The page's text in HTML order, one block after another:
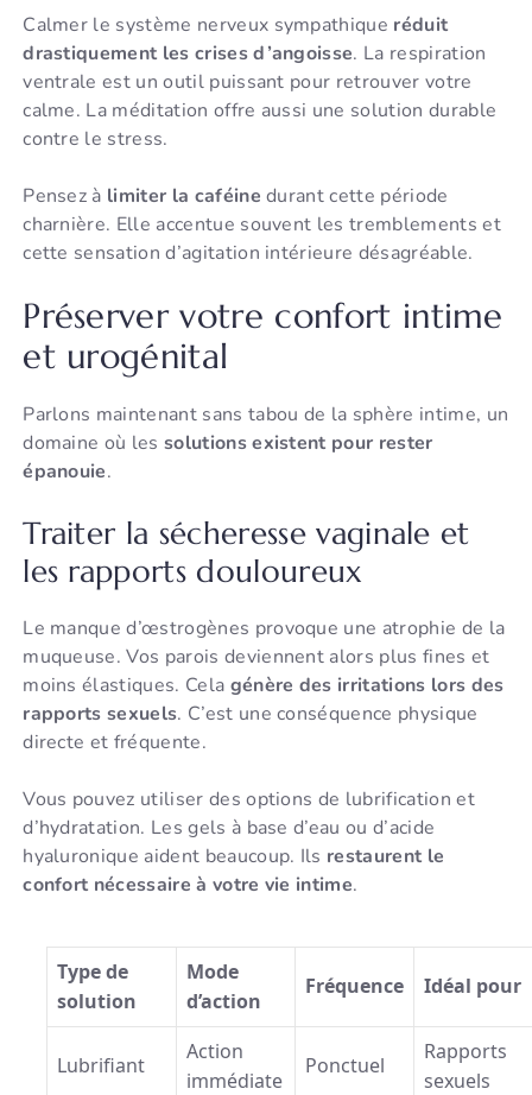
Calmer le système nerveux sympathique réduit
drastiquement les crises d’angoisse. La respiration
ventrale est un outil puissant pour retrouver votre
calme. La méditation offre aussi une solution durable
contre le stress.
Pensez à limiter la caféine durant cette période
charnière. Elle accentue souvent les tremblements et
cette sensation d’agitation intérieure désagréable.
Préserver votre confort intime
et urogénital
Parlons maintenant sans tabou de la sphère intime, un
domaine où les solutions existent pour rester
épanouie.
Traiter la sécheresse vaginale et
les rapports douloureux
Le manque d’œstrogènes provoque une atrophie de la
muqueuse. Vos parois deviennent alors plus fines et
moins élastiques. Cela génère des irritations lors des
rapports sexuels. C’est une conséquence physique
directe et fréquente.
Vous pouvez utiliser des options de lubrification et
d’hydratation. Les gels à base d’eau ou d’acide
hyaluronique aident beaucoup. Ils restaurent le
confort nécessaire à votre vie intime.
Type de
solution
Mode
d’action
Fréquence Idéal pour
Lubrifiant
Action
immédiate
Ponctuel
Rapports
sexuels